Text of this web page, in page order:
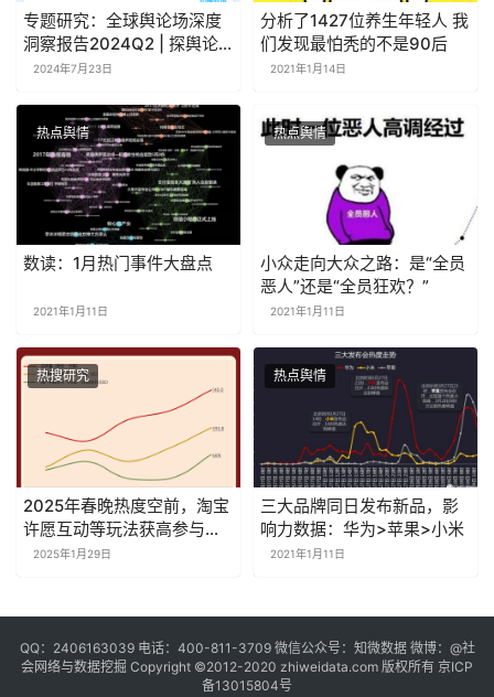
专题研究：全球舆论场深度
洞察报告2024Q2 | 探舆论
场2024年7月23日
分析了1427位养生年轻人 我
们发现最怕秃的不是90后
2021年1月14日
热点舆情
数读：1月热门事件大盘点
2021年1月11日
热点舆情
小众走向大众之路：是“全员
恶人”还是“全员狂欢？”
2021年1月11日
热搜研究
2025年春晚热度空前，淘宝
许愿互动等玩法获高参与度
｜探舆论场
2025年1月29日
热点舆情
三大品牌同日发布新品，影
响力数据：华为>苹果>小米
2021年1月11日
QQ：2406163039 电话：400-811-3709 微信公众号：知微数据 微博： @社
会网络与数据挖掘 Copyright ©2012-2020 zhiweidata.com 版权所有 京ICP
备13015804号